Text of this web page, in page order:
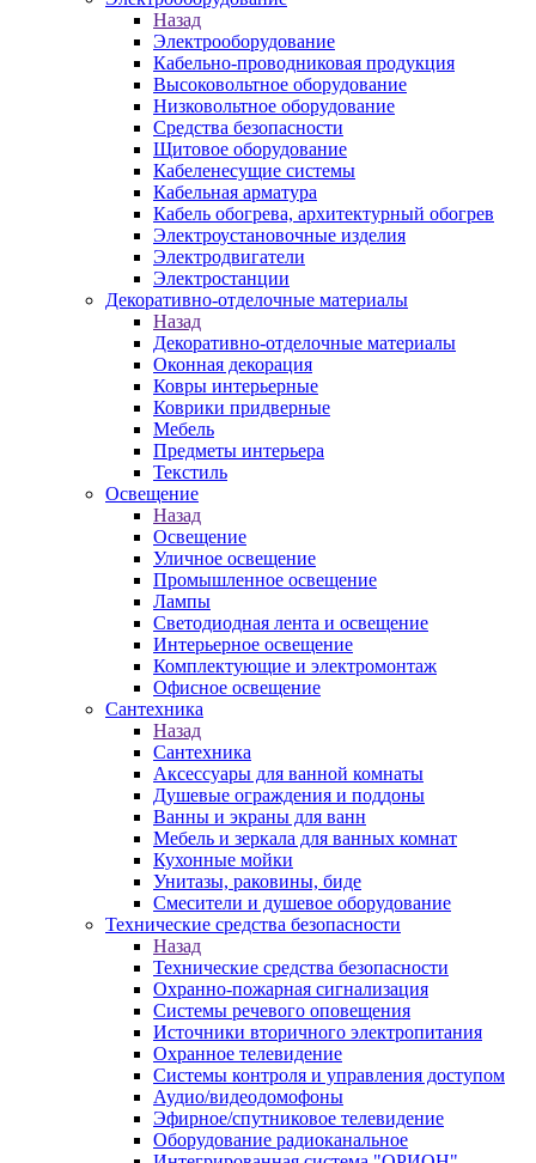
Назад
Электрооборудование
Кабельно-проводниковая продукция
Высоковольтное оборудование
Низковольтное оборудование
Средства безопасности
Щитовое оборудование
Кабеленесущие системы
Кабельная арматура
Кабель обогрева, архитектурный обогрев
Электроустановочные изделия
Электродвигатели
Электростанции
Декоративно-отделочные материалы
Назад
Декоративно-отделочные материалы
Оконная декорация
Ковры интерьерные
Коврики придверные
Мебель
Предметы интерьера
Текстиль
Освещение
Назад
Освещение
Уличное освещение
Промышленное освещение
Лампы
Светодиодная лента и освещение
Интерьерное освещение
Комплектующие и электромонтаж
Офисное освещение
Сантехника
Назад
Сантехника
Аксессуары для ванной комнаты
Душевые ограждения и поддоны
Ванны и экраны для ванн
Мебель и зеркала для ванных комнат
Кухонные мойки
Унитазы, раковины, биде
Смесители и душевое оборудование
Технические средства безопасности
Назад
Технические средства безопасности
Охранно-пожарная сигнализация
Системы речевого оповещения
Источники вторичного электропитания
Охранное телевидение
Системы контроля и управления доступом
Аудио/видеодомофоны
Эфирное/спутниковое телевидение
Оборудование радиоканальное